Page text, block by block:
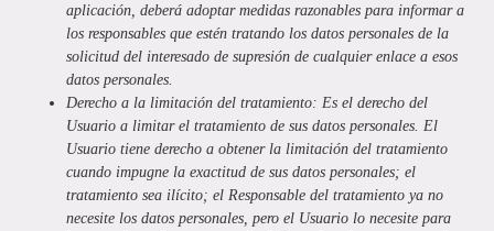
aplicación, deberá adoptar medidas razonables para informar a
los responsables que estén tratando los datos personales de la
solicitud del interesado de supresión de cualquier enlace a esos
datos personales.
Derecho a la limitación del tratamiento: Es el derecho del
Usuario a limitar el tratamiento de sus datos personales. El
Usuario tiene derecho a obtener la limitación del tratamiento
cuando impugne la exactitud de sus datos personales; el
tratamiento sea ilícito; el Responsable del tratamiento ya no
necesite los datos personales, pero el Usuario lo necesite para